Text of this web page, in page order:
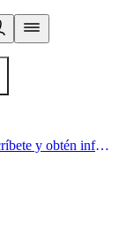
Acá comienza un estilo de vida saludable. Subscríbete y obtén información de primera mano